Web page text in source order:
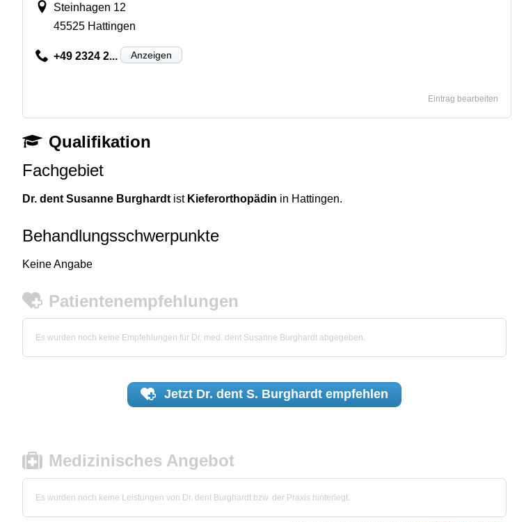
Steinhagen 12
45525 Hattingen
+49 2324 2... Anzeigen
Eintrag bearbeiten
Qualifikation
Fachgebiet
Dr. dent Susanne Burghardt ist Kieferorthopädin in Hattingen.
Behandlungsschwerpunkte
Keine Angabe
Patientenempfehlungen
Es wurden noch keine Empfehlungen für Dr. med. dent Susanne Burghardt abgegeben.
Jetzt Dr. dent S. Burghardtempfehlen
Medizinisches Angebot
Es wurden noch keine Leistungen von Dr. dent Burghardt bzw. der Praxis hinterlegt.